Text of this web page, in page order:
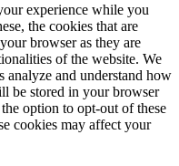
experience while you
the cookies that are
browser as they are
of the website. We
analyze and understand how
be stored in your browser
option to opt-out of these
cookies may affect your